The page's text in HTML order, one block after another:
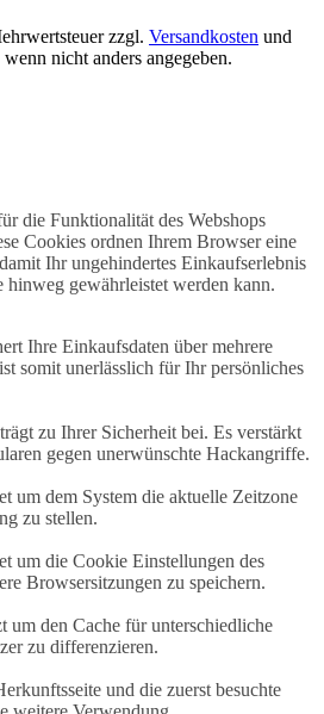
zzgl. Versandkosten und
nicht anders angegeben.
die Funktionalität des Webshops
Cookies ordnen Ihrem Browser eine
Ihr ungehindertes Einkaufserlebnis
hinweg gewährleistet werden kann.
Ihre Einkaufsdaten über mehrere
somit unerlässlich für Ihr persönliches
zu Ihrer Sicherheit bei. Es verstärkt
gegen unerwünschte Hackangriffe.
um dem System die aktuelle Zeitzone
zu stellen.
um die Cookie Einstellungen des
Browsersitzungen zu speichern.
um den Cache für unterschiedliche
zu differenzieren.
und die zuerst besuchte